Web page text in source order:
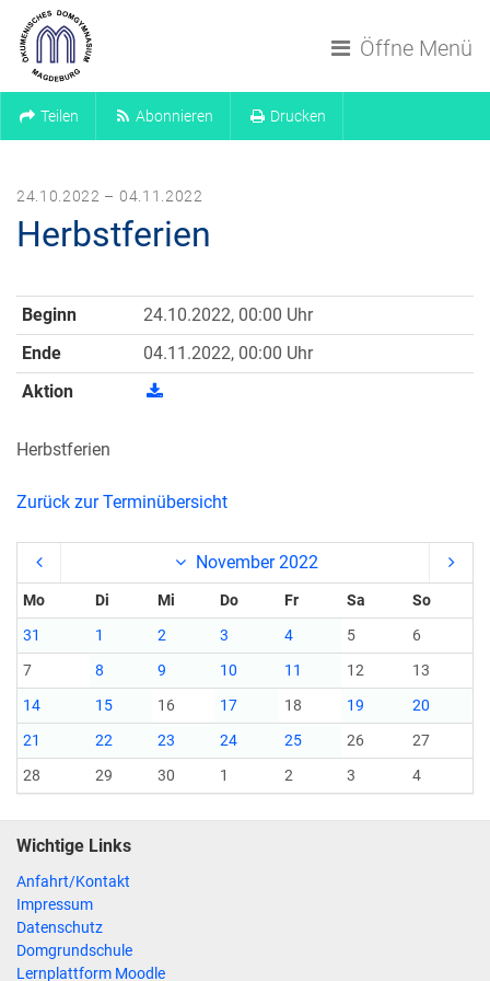
Öffne Menü
Teilen Abonnieren Drucken
24.10.2022 – 04.11.2022
Herbstferien
Beginn
24.10.2022, 00:00 Uhr
Ende
04.11.2022, 00:00 Uhr
Aktion
Herbstferien
Zurück zur Terminübersicht
November 2022
Mo Di Mi Do Fr Sa
So
31
1 2 3 4 5
6
7
8 9 10 11 12
13
14
15 16 17 18 19
20
21
22 23 24 25 26
27
28
29 30 1 2 3 4
Wichtige Links
Anfahrt/Kontakt
Impressum
Datenschutz
Domgrundschule
Lernplattform Moodle